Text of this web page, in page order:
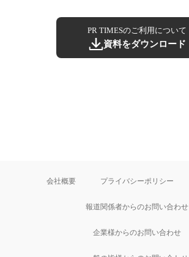
PR TIMESのご利用について
資料をダウンロード
会社概要 プライバシーポリシー
報道関係者からのお問い合わせ
企業様からのお問い合わせ